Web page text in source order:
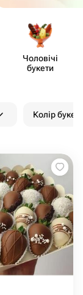
Чоловічі
букети
Колір